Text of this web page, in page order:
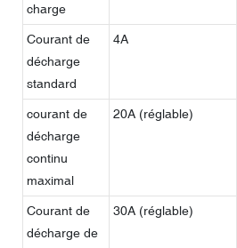
charge
Courant de
décharge
standard
4A
courant de
décharge
continu
maximal
20A (réglable)
Courant de
décharge de
30A (réglable)